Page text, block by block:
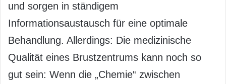
und sorgen in ständigem
Informationsaustausch für eine optimale
Behandlung. Allerdings: Die medizinische
Qualität eines Brustzentrums kann noch so
gut sein: Wenn die „Chemie“ zwischen